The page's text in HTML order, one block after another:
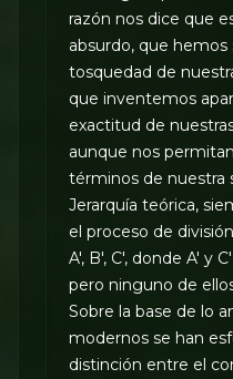
razón nos dice que
absurdo, que hemos
tosquedad de
que inventemos
exactitud de
aunque nos
términos de nuestra
Jerarquía teórica,
el proceso de
A', B', C', donde A' y
pero ninguno de
Sobre la base de lo
modernos se han
distinción entre el